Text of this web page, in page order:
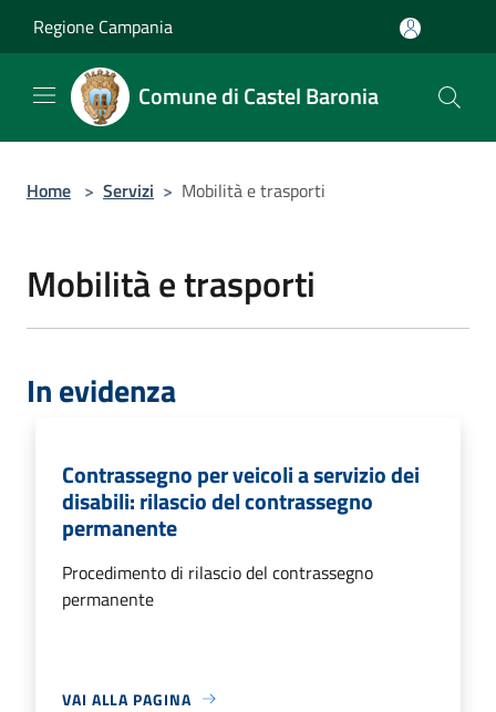
Regione Campania
Comune di Castel Baronia
Home > Servizi > Mobilità e trasporti
Mobilità e trasporti
In evidenza
Contrassegno per veicoli a servizio dei
disabili: rilascio del contrassegno
permanente
Procedimento di rilascio del contrassegno
permanente
VAI ALLA PAGINA